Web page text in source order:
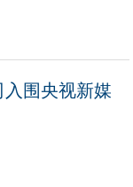
围央视新媒